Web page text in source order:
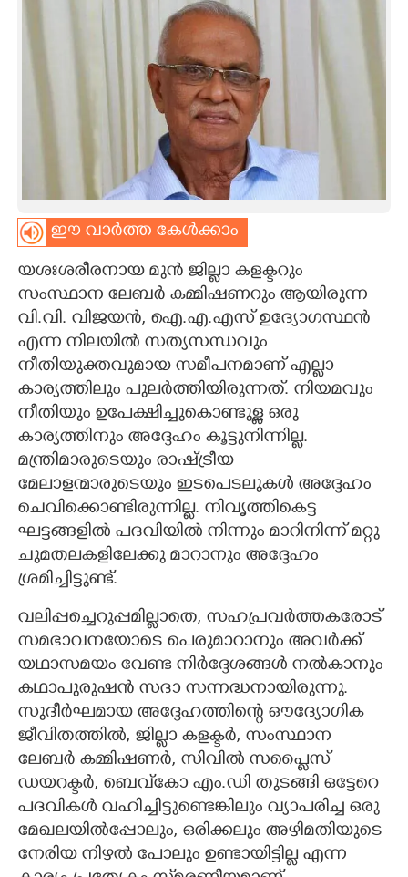
ASTRO
CARTOONS
LITERATURE
ZOOM
CONTACT US
ഈ വാർത്ത കേൾക്കാം
യശഃശരീരനായ മുൻ ജില്ലാ കളക്ടറും
സംസ്ഥാന ലേബർ കമ്മിഷണറും ആയിരുന്ന
വി.വി. വിജയൻ,​ ഐ.എ.എസ് ഉദ്യോഗസ്ഥൻ
എന്ന നിലയിൽ സത്യസന്ധവും
നീതിയുക്തവുമായ സമീപനമാണ് എല്ലാ
കാര്യത്തിലും പുലർത്തിയിരുന്നത്. നിയമവും
നീതിയും ഉപേക്ഷിച്ചുകൊണ്ടുള്ള ഒരു
കാര്യത്തിനും അദ്ദേഹം കൂട്ടുനിന്നില്ല.
മന്ത്രിമാരുടെയും രാഷ്ട്രീയ
മേലാളന്മാരുടെയും ഇടപെടലുകൾ അദ്ദേഹം
ചെവിക്കൊണ്ടിരുന്നില്ല. നിവൃത്തികെട്ട
ഘട്ടങ്ങളിൽ പദവിയിൽ നിന്നും മാറിനിന്ന് മറ്റു
ചുമതലകളിലേക്കു മാറാനും അദ്ദേഹം
ശ്രമിച്ചിട്ടുണ്ട്.
വലിപ്പച്ചെറുപ്പമില്ലാതെ,​ സഹപ്രവർത്തകരോട്
സമഭാവനയോടെ പെരുമാറാനും അവർക്ക്
യഥാസമയം വേണ്ട നിർദ്ദേശങ്ങൾ നൽകാനും
കഥാപുരുഷൻ സദാ സന്നദ്ധനായിരുന്നു.
സുദീർഘമായ അദ്ദേഹത്തിന്റെ ഔദ്യോഗിക
ജീവിതത്തിൽ,​ ജില്ലാ കളക്ടർ, സംസ്ഥാന
ലേബർ കമ്മിഷണർ, സിവിൽ സപ്ളൈസ്
ഡയറക്ടർ, ബെവ്‌കോ എം.ഡി തുടങ്ങി ഒട്ടേറെ
പദവികൾ വഹിച്ചിട്ടുണ്ടെങ്കിലും വ്യാപരിച്ച ഒരു
മേഖലയിൽപ്പോലും,​ ഒരിക്കലും അഴിമതിയുടെ
നേരിയ നിഴൽ പോലും ഉണ്ടായിട്ടില്ല എന്ന